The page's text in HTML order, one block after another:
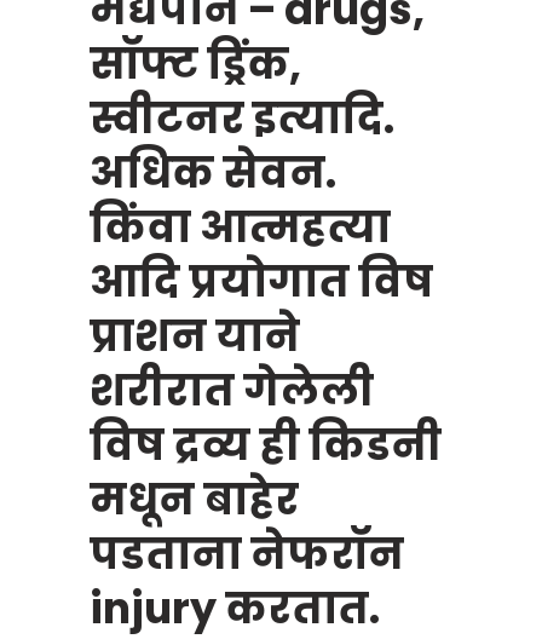
सॉफ्ट ड्रिंक,
स्वीटनर इत्यादि.
अधिक सेवन.
किंवा आत्महत्या
आदि प्रयोगात विष
प्राशन याने
शरीरात गेलेली
विष द्रव्य ही किडनी
मधून बाहेर
पडताना नेफरॉन
injury करतात.